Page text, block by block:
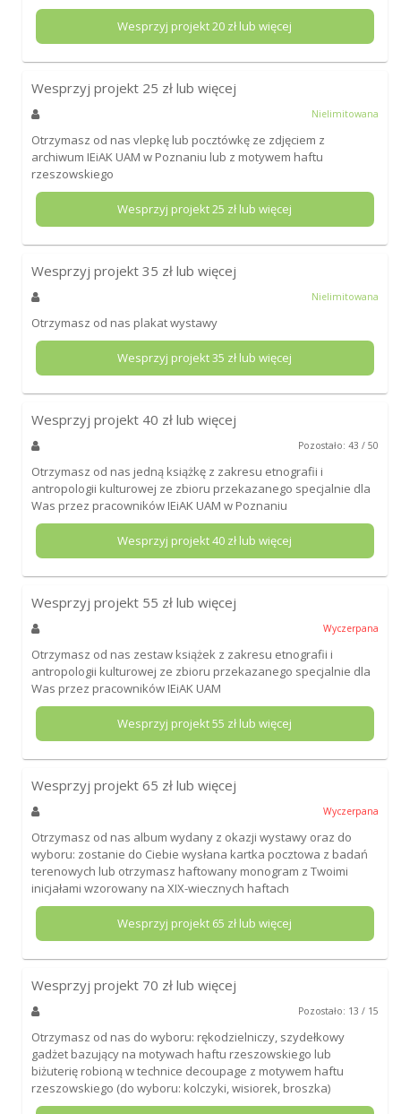
Wesprzyj projekt20 zł lub więcej
Wesprzyj projekt 25 zł lub więcej
Nielimitowana
Otrzymasz od nas vlepkę lub pocztówkę ze zdjęciem z
archiwum IEiAK UAM w Poznaniu lub z motywem haftu
rzeszowskiego
Wesprzyj projekt25 zł lub więcej
Wesprzyj projekt 35 zł lub więcej
Nielimitowana
Otrzymasz od nas plakat wystawy
Wesprzyj projekt35 zł lub więcej
Wesprzyj projekt 40 zł lub więcej
Pozostało: 43 / 50
Otrzymasz od nas jedną książkę z zakresu etnografii i
antropologii kulturowej ze zbioru przekazanego specjalnie dla
Was przez pracowników IEiAK UAM w Poznaniu
Wesprzyj projekt40 zł lub więcej
Wesprzyj projekt 55 zł lub więcej
Wyczerpana
Otrzymasz od nas zestaw książek z zakresu etnografii i
antropologii kulturowej ze zbioru przekazanego specjalnie dla
Was przez pracowników IEiAK UAM
Wesprzyj projekt55 zł lub więcej
Wesprzyj projekt 65 zł lub więcej
Wyczerpana
Otrzymasz od nas album wydany z okazji wystawy oraz do
wyboru: zostanie do Ciebie wysłana kartka pocztowa z badań
terenowych lub otrzymasz haftowany monogram z Twoimi
inicjałami wzorowany na XIX-wiecznych haftach
Wesprzyj projekt 65 zł lub więcej
Wesprzyj projekt 70 zł lub więcej
Pozostało: 13 / 15
Otrzymasz od nas do wyboru: rękodzielniczy, szydełkowy
gadżet bazujący na motywach haftu rzeszowskiego lub
biżuterię robioną w technice decoupage z motywem haftu
rzeszowskiego (do wyboru: kolczyki, wisiorek, broszka)